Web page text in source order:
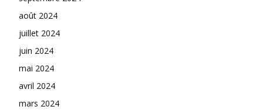
août 2024
juillet 2024
juin 2024
mai 2024
avril 2024
mars 2024